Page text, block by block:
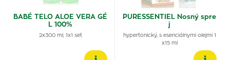
BABÉ TELO ALOE VERA GÉ
L 100%
2x300 ml, 1x1 set
PURESSENTIEL Nosný spre
j
hypertonický, s esenciálnymi olejmi 1
x15 ml